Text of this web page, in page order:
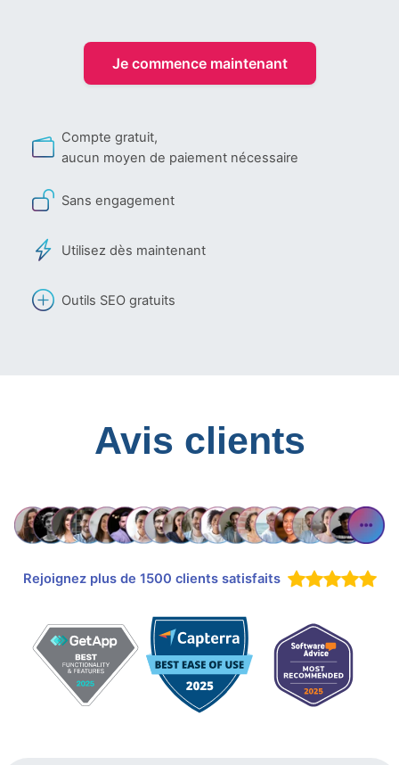
Je commence maintenant
Compte gratuit,
aucun moyen de paiement nécessaire
Sans engagement
Utilisez dès maintenant
Outils SEO gratuits
Avis clients
Rejoignez plus de 1500 clients satisfaits